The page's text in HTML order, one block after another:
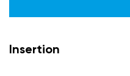
Insertion